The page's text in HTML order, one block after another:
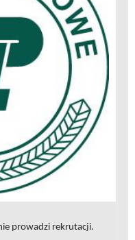
prowadzi rekrutacji.